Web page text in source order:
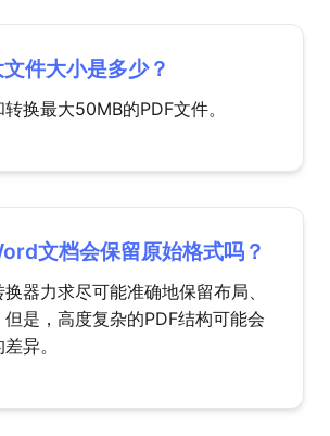
件大小是多少？
换最大50MB的PDF文件。
文档会保留原始格式吗？
器力求尽可能准确地保留布局、
是，高度复杂的PDF结构可能会
异。